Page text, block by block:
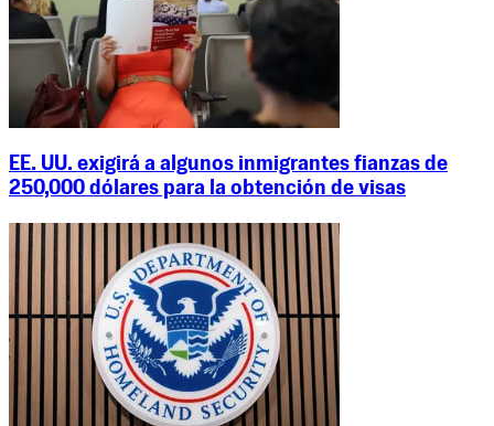
EE. UU. exigirá a algunos inmigrantes fianzas de
250,000 dólares para la obtención de visas